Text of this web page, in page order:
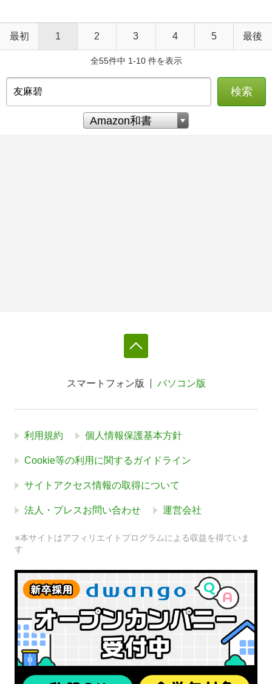
最初 1 2 3 4 5 最後
全55件中 1-10 件を表示
検索
スマートフォン版 パソコン版
利用規約 個人情報保護基本方針
Cookie等の利用に関するガイドライン
サイトアクセス情報の取得について
法人・プレスお問い合わせ 運営会社
※本サイトはアフィリエイトプログラムによる収益を得ていま
す